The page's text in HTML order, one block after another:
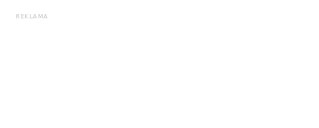
REKLAMA